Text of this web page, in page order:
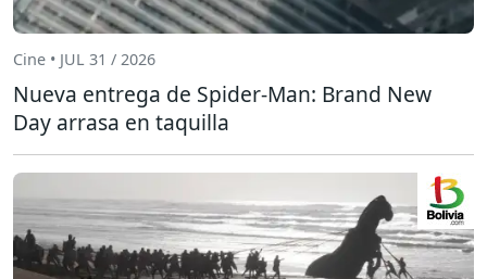
Cine • JUL 31 / 2026
Nueva entrega de Spider-Man: Brand New
Day arrasa en taquilla